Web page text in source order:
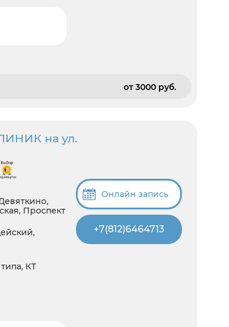
от 3000 pуб.
на ул.
Проспект
КТ
Онлайн запись
+7(812)6464713